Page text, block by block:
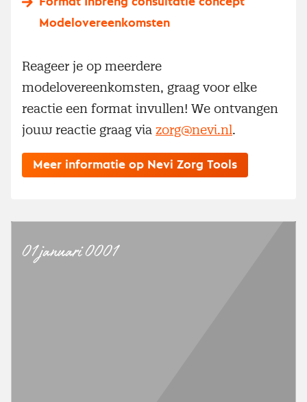
Modelovereenkomsten
Reageer je op meerdere
modelovereenkomsten, graag voor elke
reactie een format invullen! We ontvangen
jouw reactie graag via zorg@nevi.nl.
Meer informatie op Nevi Zorg Tools
01 januari 0001